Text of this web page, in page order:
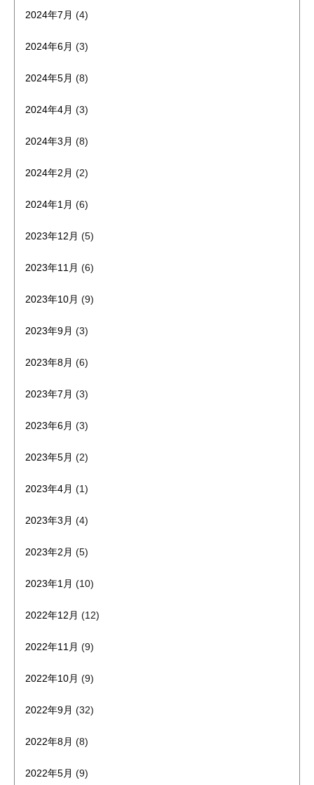
2024年7月 (4)
2024年6月 (3)
2024年5月 (8)
2024年4月 (3)
2024年3月 (8)
2024年2月 (2)
2024年1月 (6)
2023年12月 (5)
2023年11月 (6)
2023年10月 (9)
2023年9月 (3)
2023年8月 (6)
2023年7月 (3)
2023年6月 (3)
2023年5月 (2)
2023年4月 (1)
2023年3月 (4)
2023年2月 (5)
2023年1月 (10)
2022年12月 (12)
2022年11月 (9)
2022年10月 (9)
2022年9月 (32)
2022年8月 (8)
2022年5月 (9)